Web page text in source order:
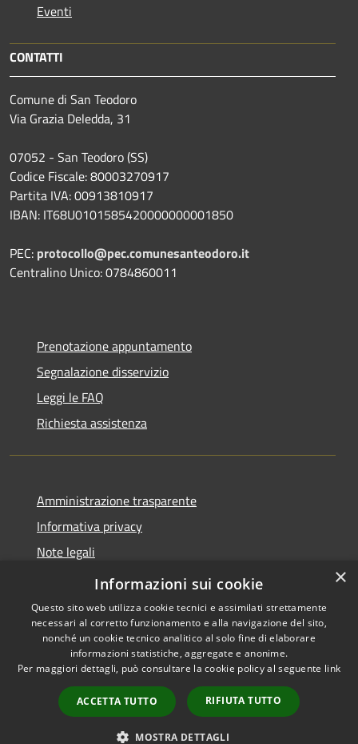
Eventi
CONTATTI
Comune di San Teodoro
Via Grazia Deledda, 31
07052 - San Teodoro (SS)
Codice Fiscale: 80003270917
Partita IVA: 00913810917
IBAN: IT68U0101585420000000001850
PEC: protocollo@pec.comunesanteodoro.it
Centralino Unico: 0784860011
Prenotazione appuntamento
Segnalazione disservizio
Leggi le FAQ
Richiesta assistenza
Amministrazione trasparente
Informativa privacy
Note legali
Dichiarazione di accessibilità
Accessibilità
Copyright © 2026 • Comune di
San Teodoro • Powered by
Municipium•
Accesso
redazione
×
Informazioni sui cookie
Questo sito web utilizza cookie tecnici e assimilati strettamente
necessari al corretto funzionamento e alla navigazione del sito,
nonché un cookie tecnico analitico al solo fine di elaborare
informazioni statistiche, aggregate e anonime.
Per maggiori dettagli, può consultare la cookie policy al seguente link
ACCETTA TUTTO RIFIUTA TUTTO
MOSTRA DETTAGLI